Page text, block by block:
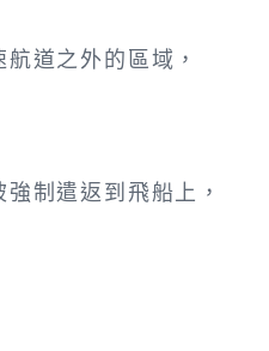
道之外的區域，
制遣返到飛船上，